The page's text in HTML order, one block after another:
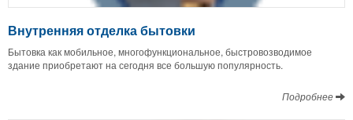
Внутренняя отделка бытовки
Бытовка как мобильное, многофункциональное, быстровозводимое
здание приобретают на сегодня все большую популярность.
Подробнее